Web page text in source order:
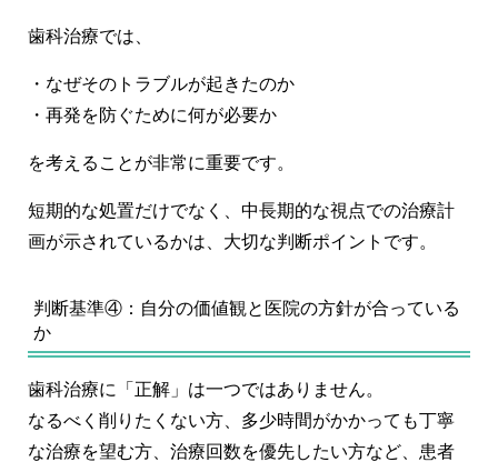
歯科治療では、
・なぜそのトラブルが起きたのか
・再発を防ぐために何が必要か
を考えることが非常に重要です。
短期的な処置だけでなく、中長期的な視点での治療計
画が示されているかは、大切な判断ポイントです。
判断基準④：自分の価値観と医院の方針が合っている
か
歯科治療に「正解」は一つではありません。
なるべく削りたくない方、多少時間がかかっても丁寧
な治療を望む方、治療回数を優先したい方など、患者